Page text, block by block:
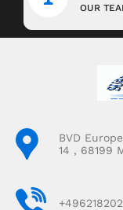
OUR
BVD
14 , 68199